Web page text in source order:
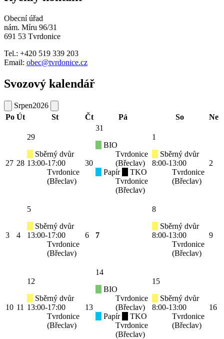
Obecní úřad
nám. Míru 96/31
691 53 Tvrdonice
Tel.: +420 519 339 203
Email: obec@tvrdonice.cz
Svozový kalendář
Srpen2026
Po Út St Čt Pá So Ne
27 28
29
Sběrný dvůr
13:00-17:00
Tvrdonice
(Břeclav)
30
31
BIO
Tvrdonice
(Břeclav)
Papír
TKO
Tvrdonice
(Břeclav)
1
Sběrný dvůr
8:00-13:00
Tvrdonice
(Břeclav)
2
3 4
5
Sběrný dvůr
13:00-17:00
Tvrdonice
(Břeclav)
6 7
8
Sběrný dvůr
8:00-13:00
Tvrdonice
(Břeclav)
9
10 11
12
Sběrný dvůr
13:00-17:00
Tvrdonice
(Břeclav)
13
14
BIO
Tvrdonice
(Břeclav)
Papír
TKO
Tvrdonice
(Břeclav)
15
Sběrný dvůr
8:00-13:00
Tvrdonice
(Břeclav)
16